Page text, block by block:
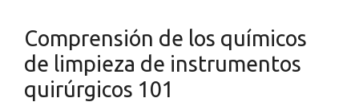
Comprensión de los químicos
de limpieza de instrumentos
quirúrgicos 101